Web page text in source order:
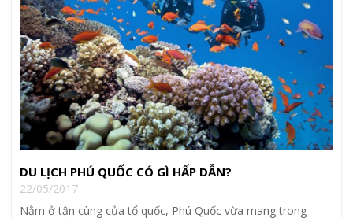
DU LỊCH PHÚ QUỐC CÓ GÌ HẤP DẪN?
22/05/2017
Nằm ở tận cùng của tổ quốc, Phú Quốc vừa mang trong